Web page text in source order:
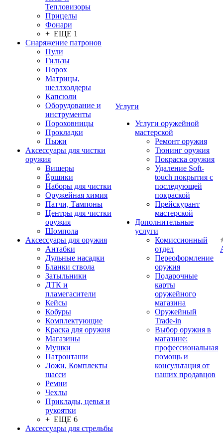
Тепловизоры
Прицелы
Фонари
+ ЕЩЕ 1
Снаряжение патронов
Пули
Гильзы
Порох
Матрицы,
шеллхолдеры
Капсюли
Оборудование и
инструменты
Пороховницы
Прокладки
Пыжи
Аксессуары для чистки
оружия
Вишеры
Ёршики
Наборы для чистки
Оружейная химия
Патчи, Тампоны
Центры для чистки
оружия
Шомпола
Аксессуары для оружия
Антабки
Дульные насадки
Бланки ствола
Затыльники
ДТК и
пламегасители
Кейсы
Кобуры
Комплектующие
Краска для оружия
Магазины
Мушки
Патронташи
Ложи, Комплекты
шасси
Ремни
Чехлы
Приклады, цевья и
рукоятки
+ ЕЩЕ 6
Аксессуары для стрельбы
Услуги
Услуги оружейной
мастерской
Ремонт оружия
Тюнинг оружия
Покраска оружия
Удаление Soft-
touch покрытия с
последующей
покраской
Прейскурант
мастерской
Дополнительные
услуги
Комиссионный
отдел
Переоформление
оружия
Подарочные
карты
оружейного
магазина
Оружейный
Trade-in
Выбор оружия в
магазине:
профессиональная
помощь и
консультация от
наших продавцов